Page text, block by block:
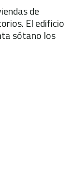
de
El edificio
sótano los